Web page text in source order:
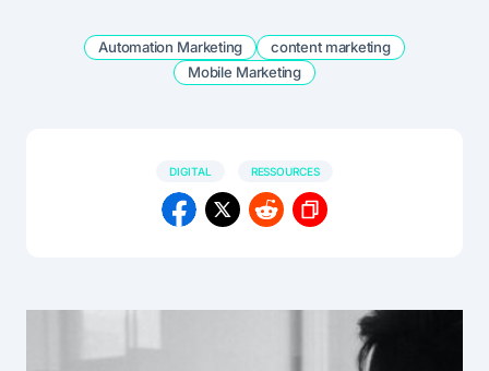
Automation Marketing
content marketing
Mobile Marketing
DIGITAL RESSOURCES